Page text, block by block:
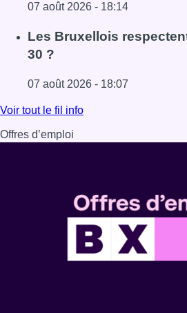
07 août 2026 - 18:14
Lire l'article Foire du Midi: les
Les Bruxellois
30 ?
07 août 2026 - 18:07
Lire l'article Les Bruxellois
Voir tout le fil info
Offres d’emploi